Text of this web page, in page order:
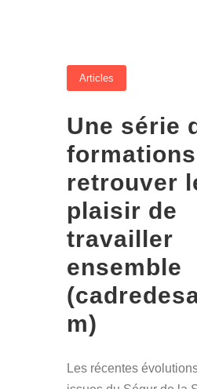
Articles
Une série
retrouver
plaisir de
travailler
ensemble
m)
Les récentes